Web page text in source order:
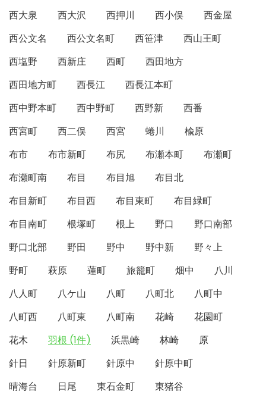
西大泉
西大沢 西押川 西小俣
西金屋
西公文名
西公文名町 西笹津
西山王町
西塩野
西新庄 西町
西田地方
西田地方町
西長江
西長江本町
西中野本町
西中野町 西野新
西番
西宮町
西二俣 西宮 蜷川
楡原
布市
布市新町 布尻 布瀬本町
布瀬町
布瀬町南
布目 布目旭
布目北
布目新町
布目西 布目東町
布目緑町
布目南町
根塚町 根上 野口
野口南部
野口北部
野田 野中 野中新
野々上
野町
萩原 蓮町 旅籠町 畑中
八川
八人町
八ケ山 八町 八町北
八町中
八町西
八町東 八町南 花崎
花園町
花木
羽根 (1件) 浜黒崎 林崎
原
針日
針原新町 針原中
針原中町
晴海台
日尾 東石金町
東猪谷